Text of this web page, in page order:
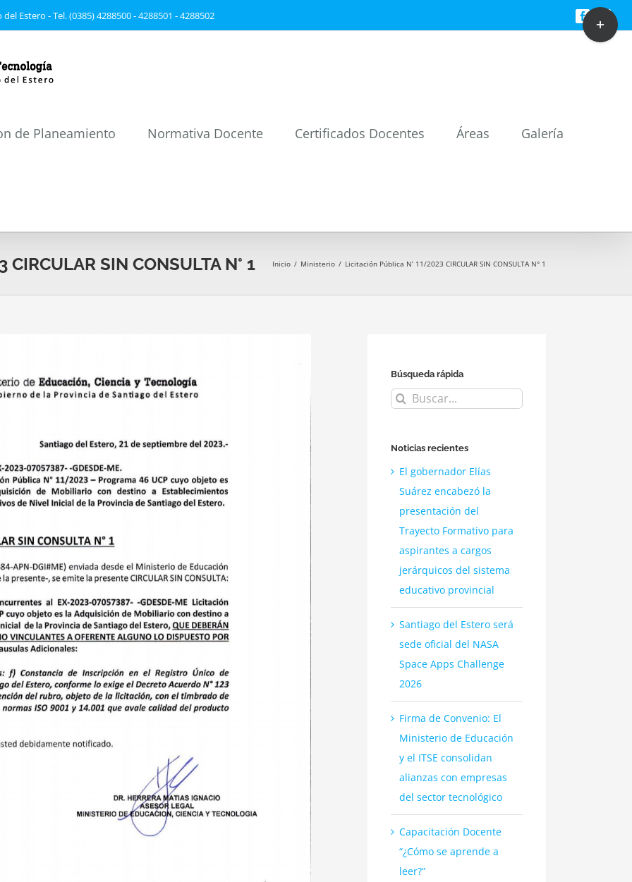
Estero - Tel. (0385) 4288500 - 4288501 - 4288502 Facebook
de Planeamiento Normativa Docente Certificados Docentes Áreas Galería
SIN CONSULTA N° 1 Inicio / Ministerio / Licitación Pública N’ 11/2023 CIRCULAR SIN CONSULTA N° 1
Búsqueda rápida
Buscar:
Noticias recientes
El gobernador Elías
Suárez encabezó la
presentación del
Trayecto Formativo para
aspirantes a cargos
jerárquicos del sistema
educativo provincial
Santiago del Estero será
sede oficial del NASA
Space Apps Challenge
2026
Firma de Convenio: El
Ministerio de Educación
y el ITSE consolidan
alianzas con empresas
del sector tecnológico
Capacitación Docente
“¿Cómo se aprende a
leer?”
Toggle
Sliding